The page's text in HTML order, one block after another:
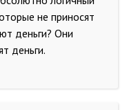
не приносят
деньги? Они
деньги.